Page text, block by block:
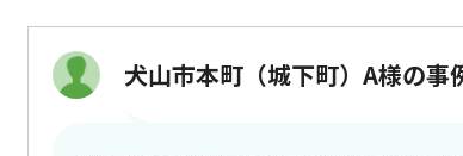
犬山市本町（城下町）A様の事